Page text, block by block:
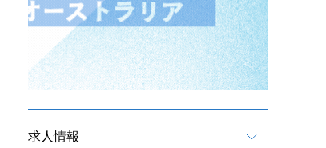
求人情報